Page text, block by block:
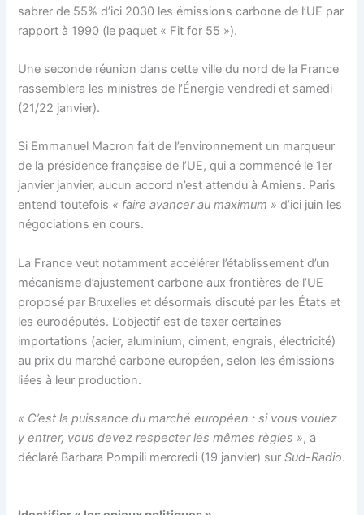
sabrer de 55% d’ici 2030 les émissions carbone de l’UE par
rapport à 1990 (le paquet « Fit for 55 »).
Une seconde réunion dans cette ville du nord de la France
rassemblera les ministres de l’Énergie vendredi et samedi
(21/22 janvier).
Si Emmanuel Macron fait de l’environnement un marqueur
de la présidence française de l’UE, qui a commencé le 1er
janvier janvier, aucun accord n’est attendu à Amiens. Paris
entend toutefois « faire avancer au maximum » d’ici juin les
négociations en cours.
La France veut notamment accélérer l’établissement d’un
mécanisme d’ajustement carbone aux frontières de l’UE
proposé par Bruxelles et désormais discuté par les États et
les eurodéputés. L’objectif est de taxer certaines
importations (acier, aluminium, ciment, engrais, électricité)
au prix du marché carbone européen, selon les émissions
liées à leur production.
« C’est la puissance du marché européen : si vous voulez
y entrer, vous devez respecter les mêmes règles », a
déclaré Barbara Pompili mercredi (19 janvier) surSud-Radio.